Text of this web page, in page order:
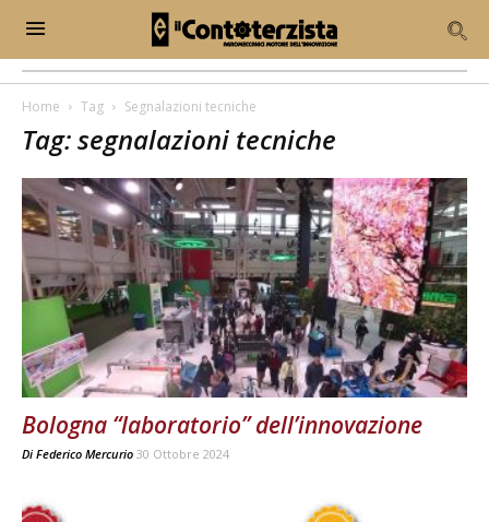
Home Tag Segnalazioni tecniche
Tag: segnalazioni tecniche
Bologna “laboratorio” dell’innovazione
Di Federico Mercurio 30 Ottobre 2024